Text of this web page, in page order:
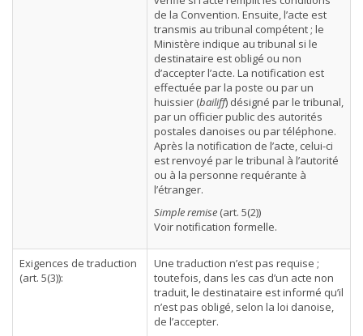
de la Convention. Ensuite, l’acte est
transmis au tribunal compétent ; le
Ministère indique au tribunal si le
destinataire est obligé ou non
d’accepter l’acte. La notification est
effectuée par la poste ou par un
huissier (bailiff) désigné par le tribunal,
par un officier public des autorités
postales danoises ou par téléphone.
Après la notification de l’acte, celui-ci
est renvoyé par le tribunal à l’autorité
ou à la personne requérante à
l’étranger.
Simple remise (art. 5(2))
Voir notification formelle.
Exigences de traduction
(art. 5(3)):
Une traduction n’est pas requise ;
toutefois, dans les cas d’un acte non
traduit, le destinataire est informé qu’il
n’est pas obligé, selon la loi danoise,
de l’accepter.